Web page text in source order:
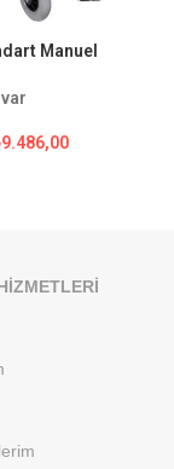
Manuel
9.486,00